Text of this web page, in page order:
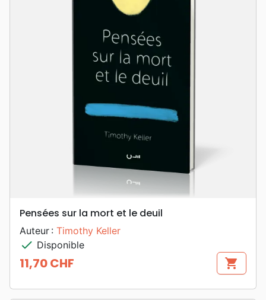
Pensées sur la mort et le deuil
Auteur : Timothy Keller
check Disponible
Prix
11,70 CHF shopping_cart